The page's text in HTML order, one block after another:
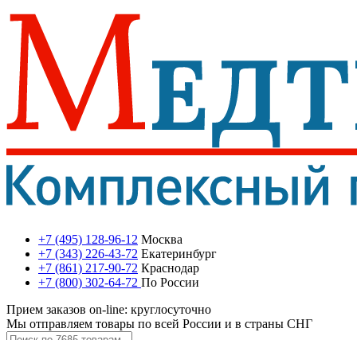
+7 (495) 128-96-12 Москва
+7 (343) 226-43-72 Екатеринбург
+7 (861) 217-90-72 Краснодар
+7 (800) 302-64-72 По России
Прием заказов on-line: круглосуточно
Мы отправляем товары по всей России и в страны СНГ